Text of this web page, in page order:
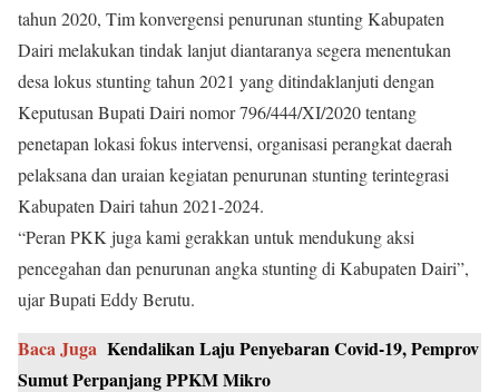
tahun 2020, Tim konvergensi penurunan stunting Kabupaten
Dairi melakukan tindak lanjut diantaranya segera menentukan
desa lokus stunting tahun 2021 yang ditindaklanjuti dengan
Keputusan Bupati Dairi nomor 796/444/XI/2020 tentang
penetapan lokasi fokus intervensi, organisasi perangkat daerah
pelaksana dan uraian kegiatan penurunan stunting terintegrasi
Kabupaten Dairi tahun 2021-2024.
“Peran PKK juga kami gerakkan untuk mendukung aksi
pencegahan dan penurunan angka stunting di Kabupaten Dairi”,
ujar Bupati Eddy Berutu.
Baca Juga Kendalikan Laju Penyebaran Covid-19, Pemprov
Sumut Perpanjang PPKM Mikro